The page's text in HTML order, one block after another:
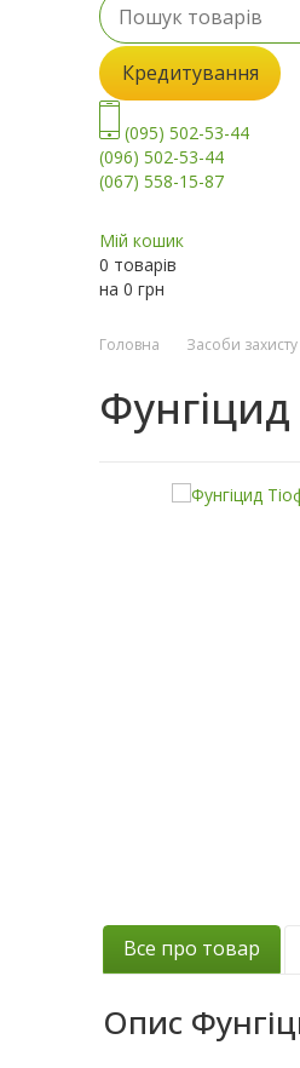
Кредитування
(095) 502-53-44
(096) 502-53-44
(067) 558-15-87
Мій кошик
0 товарів
на 0 грн
Головна Засоби
Все про товар
Опис